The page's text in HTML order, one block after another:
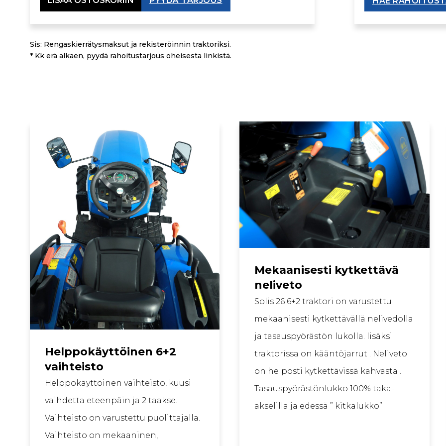
Sis: Rengaskierrätysmaksut ja rekisteröinnin traktoriksi.
* Kk erä alkaen, pyydä rahoitustarjous oheisesta linkistä.
Helppokäyttöinen 6+2
vaihteisto
Helppokäyttöinen vaihteisto, kuusi
vaihdetta eteenpäin ja 2 taakse.
Vaihteisto on varustettu puolittajalla.
Vaihteisto on mekaaninen,
Mekaanisesti kytkettävä
neliveto
Solis 26 6+2 traktori on varustettu
mekaanisesti kytkettävällä nelivedolla
ja tasauspyörästön lukolla. lisäksi
traktorissa on kääntöjarrut . Neliveto
on helposti kytkettävissä kahvasta .
Tasauspyörästönlukko 100% taka-
akselilla ja edessä ” kitkalukko”